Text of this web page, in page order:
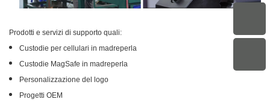
Prodotti e servizi di supporto quali:
Custodie per cellulari in madreperla
Custodie MagSafe in madreperla
Personalizzazione del logo
Progetti OEM